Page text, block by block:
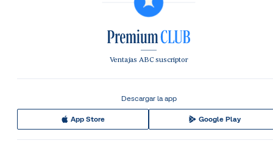
Ventajas ABC suscriptor
Descargar la app
App Store Google Play